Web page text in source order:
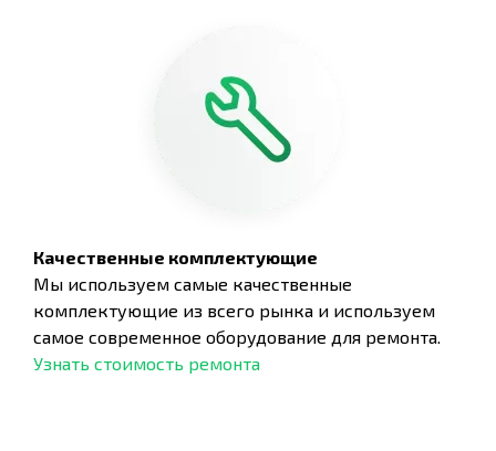
Качественные комплектующие
Мы используем самые качественные
комплектующие из всего рынка и используем
самое современное оборудование для ремонта.
Узнать стоимость ремонта